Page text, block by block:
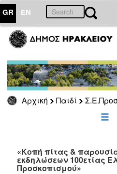
GR EN
Αρχική Παιδί
ΠΑΙΔΙ
ΕΠΙΚΑΙΡΟΤΗΤΑ
ΔΗΜΟΤΗΣ
ΗΡΑΚΛΕΙΟ
«Κοπή πίτας &
εκδηλώσεων 100ετίας
Προσκοπισμού»